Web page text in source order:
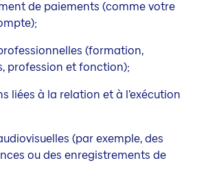
de paiements (comme votre
(formation,
profession et fonction);
liées à la relation et à l’exécution
(par exemple, des
ou des enregistrements de